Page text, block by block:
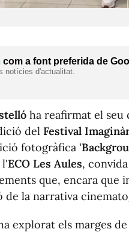
com a font preferida de
notícies d'actualitat.
ha reafirmat el seu
del Festival
fotogràfica
l'ECO Les Aules,
que, encara que
la narrativa
explorat els marges